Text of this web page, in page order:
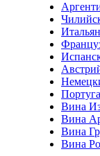
Вина
Вина
Вина
Вина